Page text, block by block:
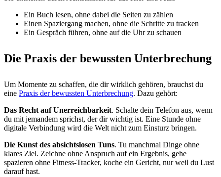
Ein Buch lesen, ohne dabei die Seiten zu zählen
Einen Spaziergang machen, ohne die Schritte zu tracken
Ein Gespräch führen, ohne auf die Uhr zu schauen
Die Praxis der bewussten Unterbrechung
Um Momente zu schaffen, die dir wirklich gehören, brauchst du
eine Praxis der bewussten Unterbrechung. Dazu gehört:
Das Recht auf Unerreichbarkeit. Schalte dein Telefon aus, wenn
du mit jemandem sprichst, der dir wichtig ist. Eine Stunde ohne
digitale Verbindung wird die Welt nicht zum Einsturz bringen.
Die Kunst des absichtslosen Tuns. Tu manchmal Dinge ohne
klares Ziel. Zeichne ohne Anspruch auf ein Ergebnis, gehe
spazieren ohne Fitness-Tracker, koche ein Gericht, nur weil du Lust
darauf hast.